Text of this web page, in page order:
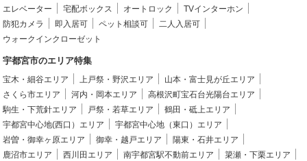
エレベーター
宅配ボックス オートロック
TVインターホン
防犯カメラ
即入居可 ペット相談可
二人入居可
ウォークインクローゼット
宇都宮市のエリア特集
宝木・細谷エリア 上戸祭・野沢エリア
山本・富士見が丘エリア
さくら市エリア
河内・岡本エリア
高根沢町宝石台光陽台エリア
駒生・下荒針エリア
戸祭・若草エリア
鶴田・砥上エリア
宇都宮中心地(西口）エリア
宇都宮中心地（東口）エリア
岩曽・御幸ヶ原エリア
御幸・越戸エリア
陽東・石井エリア
鹿沼市エリア
西川田エリア 南宇都宮駅不動前エリア
簗瀬・下栗エリア